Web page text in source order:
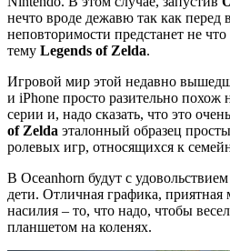
нечто вроде дежавю так как перед
неповторимости предстанет не
тему Legends of Zelda.
Игровой мир этой недавно
и iPhone просто разительно похож
серии и, надо сказать, что это
of Zelda эталонный образец
ролевых игр, относящихся к
В Oceanhorn будут с
дети. Отличная графика, приятная
насилия – то, что надо, чтобы
планшетом на коленях.